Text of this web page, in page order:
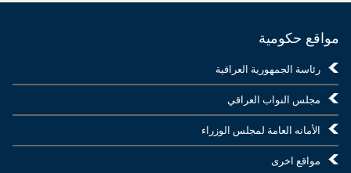
مواقع حكومية
رئاسة الجمهورية العراقية
مجلس النواب العراقي
الأمانه العامة لمجلس الوزراء
مواقع اخرى